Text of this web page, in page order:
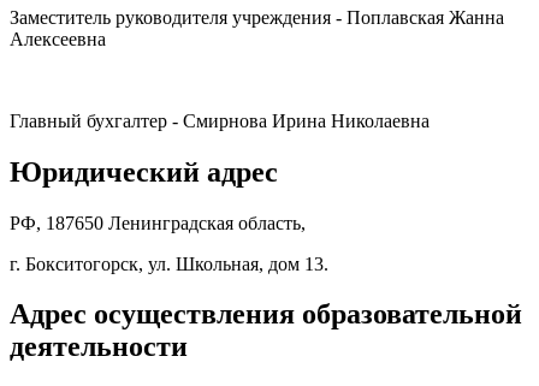
Заместитель руководителя учреждения - Поплавская Жанна
Алексеевна
Главный бухгалтер - Смирнова Ирина Николаевна
Юридический адрес
РФ, 187650 Ленинградская область,
г. Бокситогорск, ул. Школьная, дом 13.
Адрес осуществления образовательной
деятельности